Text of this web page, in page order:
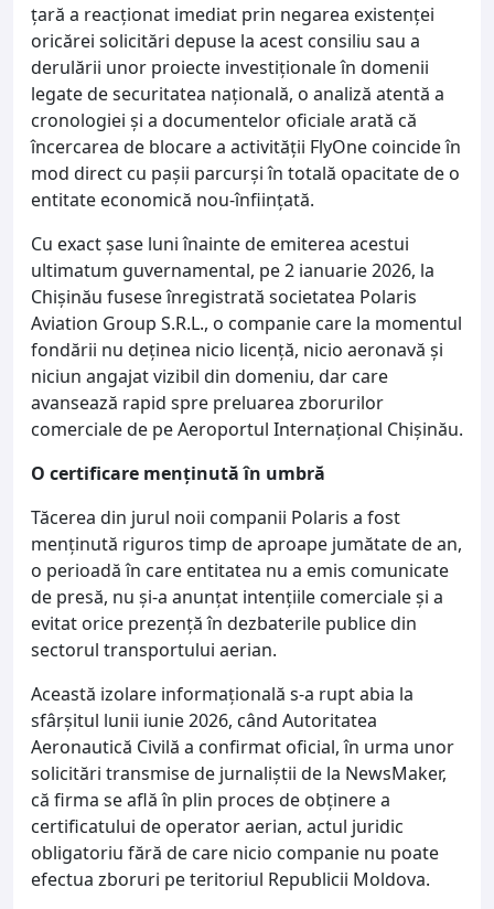
țară a reacționat imediat prin negarea existenței
oricărei solicitări depuse la acest consiliu sau a
derulării unor proiecte investiționale în domenii
legate de securitatea națională, o analiză atentă a
cronologiei și a documentelor oficiale arată că
încercarea de blocare a activității FlyOne coincide în
mod direct cu pașii parcurși în totală opacitate de o
entitate economică nou-înființată.
Cu exact șase luni înainte de emiterea acestui
ultimatum guvernamental, pe 2 ianuarie 2026, la
Chișinău fusese înregistrată societatea Polaris
Aviation Group S.R.L., o companie care la momentul
fondării nu deținea nicio licență, nicio aeronavă și
niciun angajat vizibil din domeniu, dar care
avansează rapid spre preluarea zborurilor
comerciale de pe Aeroportul Internațional Chișinău.
O certificare menținută în umbră
Tăcerea din jurul noii companii Polaris a fost
menținută riguros timp de aproape jumătate de an,
o perioadă în care entitatea nu a emis comunicate
de presă, nu și-a anunțat intențiile comerciale și a
evitat orice prezență în dezbaterile publice din
sectorul transportului aerian.
Această izolare informațională s-a rupt abia la
sfârșitul lunii iunie 2026, când Autoritatea
Aeronautică Civilă a confirmat oficial, în urma unor
solicitări transmise de jurnaliștii de la NewsMaker,
că firma se află în plin proces de obținere a
certificatului de operator aerian, actul juridic
obligatoriu fără de care nicio companie nu poate
efectua zboruri pe teritoriul Republicii Moldova.